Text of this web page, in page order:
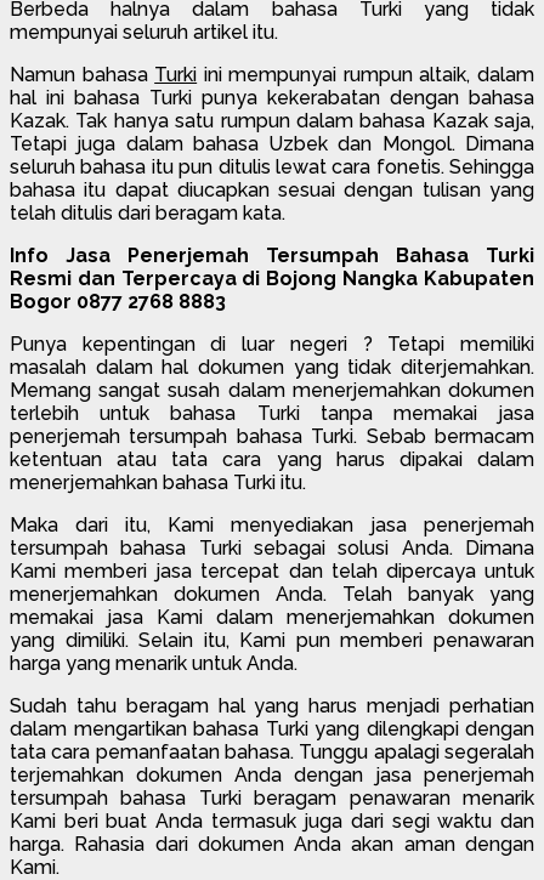
Berbeda halnya dalam bahasa Turki yang tidak
mempunyai seluruh artikel itu.
Namun bahasa Turki ini mempunyai rumpun altaik, dalam
hal ini bahasa Turki punya kekerabatan dengan bahasa
Kazak. Tak hanya satu rumpun dalam bahasa Kazak saja,
Tetapi juga dalam bahasa Uzbek dan Mongol. Dimana
seluruh bahasa itu pun ditulis lewat cara fonetis. Sehingga
bahasa itu dapat diucapkan sesuai dengan tulisan yang
telah ditulis dari beragam kata.
Info Jasa Penerjemah Tersumpah Bahasa Turki
Resmi dan Terpercaya di Bojong Nangka Kabupaten
Bogor 0877 2768 8883
Punya kepentingan di luar negeri ? Tetapi memiliki
masalah dalam hal dokumen yang tidak diterjemahkan.
Memang sangat susah dalam menerjemahkan dokumen
terlebih untuk bahasa Turki tanpa memakai jasa
penerjemah tersumpah bahasa Turki. Sebab bermacam
ketentuan atau tata cara yang harus dipakai dalam
menerjemahkan bahasa Turki itu.
Maka dari itu, Kami menyediakan jasa penerjemah
tersumpah bahasa Turki sebagai solusi Anda. Dimana
Kami memberi jasa tercepat dan telah dipercaya untuk
menerjemahkan dokumen Anda. Telah banyak yang
memakai jasa Kami dalam menerjemahkan dokumen
yang dimiliki. Selain itu, Kami pun memberi penawaran
harga yang menarik untuk Anda.
Sudah tahu beragam hal yang harus menjadi perhatian
dalam mengartikan bahasa Turki yang dilengkapi dengan
tata cara pemanfaatan bahasa. Tunggu apalagi segeralah
terjemahkan dokumen Anda dengan jasa penerjemah
tersumpah bahasa Turki beragam penawaran menarik
Kami beri buat Anda termasuk juga dari segi waktu dan
harga. Rahasia dari dokumen Anda akan aman dengan
Kami.